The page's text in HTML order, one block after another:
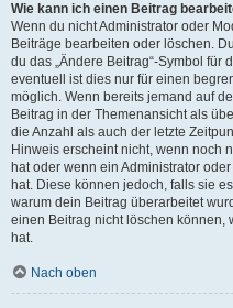
Wie kann ich einen Beitrag
Wenn du nicht Administrator oder
Beiträge bearbeiten oder löschen.
du das „Ändere Beitrag“-Symbol für
eventuell ist dies nur für einen
möglich. Wenn bereits jemand auf
Beitrag in der Themenansicht als
die Anzahl als auch der letzte
Hinweis erscheint nicht, wenn noch
hat oder wenn ein Administrator
hat. Diese können jedoch, falls sie
warum dein Beitrag überarbeitet
einen Beitrag nicht löschen können,
hat.
Nach oben